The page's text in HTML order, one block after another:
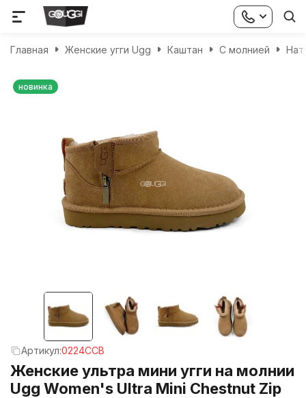
Главная Женские угги Ugg Каштан С молнией
новинка
Артикул:0224CCB
Женские ультра мини угги на молнии
Ugg Women's Ultra Mini Chestnut Zip